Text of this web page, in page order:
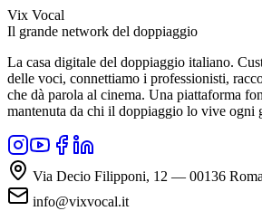
Vix Vocal
Il grande network del doppiaggio
La casa digitale del doppiaggio italiano.
delle voci, connettiamo i professionisti,
che dà parola al cinema. Una piattaforma
mantenuta da chi il doppiaggio lo vive ogni
Via Decio Filipponi, 12 — 00136 Roma
info@vixvocal.it